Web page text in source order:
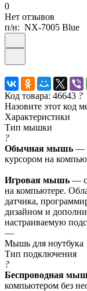
0
Нет отзывов
п/н: NX-7005 Blue
Код товара: 46643 ?
Назовите этот код
Характеристики
Тип мышки
?
Обычная мышь —
курсором на
Игровая мышь —
на компьютере.
датчика,
дизайном и
настраиваемую
—
Мышь для ноутбука
Тип подключения
?
Беспроводная
компьютером без